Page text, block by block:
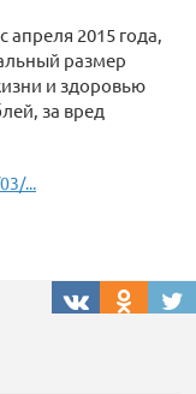
2015 года,
размер
и здоровью
за вред
...